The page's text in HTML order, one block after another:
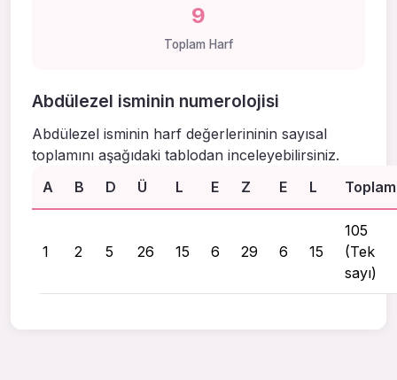
9
Toplam Harf
Abdülezel isminin numerolojisi
Abdülezel isminin harf değerlerininin sayısal
toplamını aşağıdaki tablodan inceleyebilirsiniz.
A
B D Ü L E Z E L Toplam
1 2 5 26 15 6 29 6 15
105
(Tek
sayı)